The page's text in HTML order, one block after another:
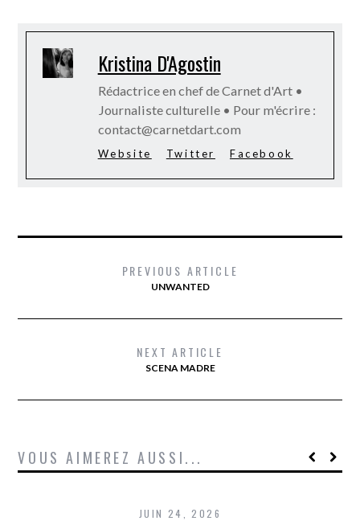
Kristina D'Agostin
Rédactrice en chef de Carnet d'Art •
Journaliste culturelle • Pour m'écrire :
contact@carnetdart.com
Website Twitter Facebook
PREVIOUS ARTICLE
UNWANTED
NEXT ARTICLE
SCENA MADRE
VOUS AIMEREZ AUSSI...
JUIN 24, 2026